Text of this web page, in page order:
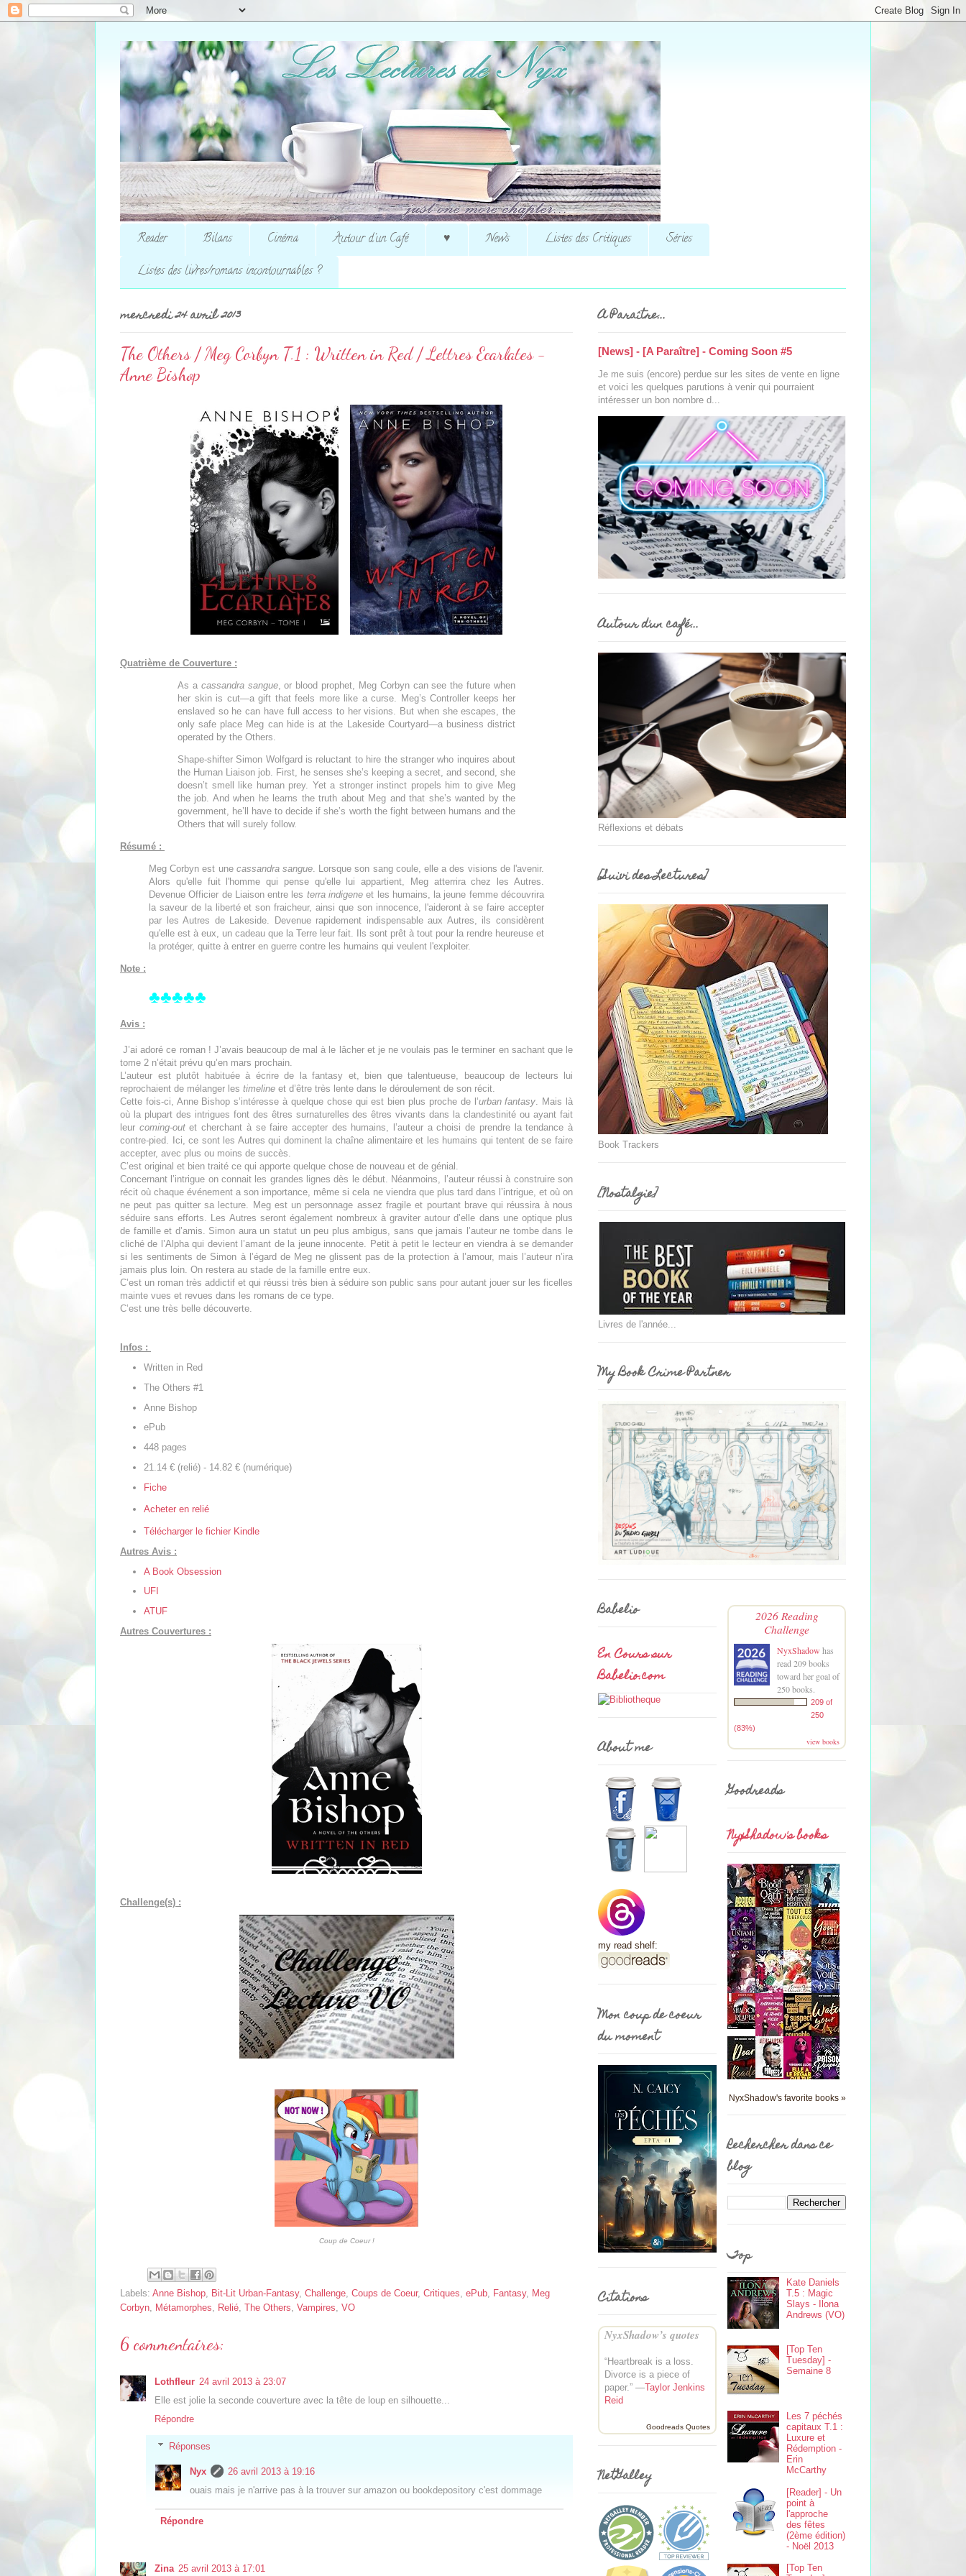
Reader Bilans Cinéma Autour d'un Café ♥ News Listes des Critiques
Séries
Listes des livres/romans incontournables ?
mercredi 24 avril 2013
The Others / Meg Corbyn T.1 : Written in Red / Lettres Ecarlates -
Anne Bishop
Quatrième de Couverture :
As a cassandra sangue, or blood prophet, Meg Corbyn can see the future when
her skin is cut—a gift that feels more like a curse. Meg’s Controller keeps her
enslaved so he can have full access to her visions. But when she escapes, the
only safe place Meg can hide is at the Lakeside Courtyard—a business district
operated by the Others.
Shape-shifter Simon Wolfgard is reluctant to hire the stranger who inquires about
the Human Liaison job. First, he senses she’s keeping a secret, and second, she
doesn’t smell like human prey. Yet a stronger instinct propels him to give Meg
the job. And when he learns the truth about Meg and that she’s wanted by the
government, he’ll have to decide if she’s worth the fight between humans and the
Others that will surely follow.
Résumé :
Meg Corbyn est une cassandra sangue. Lorsque son sang coule, elle a des visions de l'avenir.
Alors qu'elle fuit l'homme qui pense qu'elle lui appartient, Meg atterrira chez les Autres.
Devenue Officier de Liaison entre les terra indigene et les humains, la jeune femme découvrira
la saveur de la liberté et son fraicheur, ainsi que son innocence, l'aideront à se faire accepter
par les Autres de Lakeside. Devenue rapidement indispensable aux Autres, ils considèrent
qu'elle est à eux, un cadeau que la Terre leur fait. Ils sont prêt à tout pour la rendre heureuse et
la protéger, quitte à entrer en guerre contre les humains qui veulent l'exploiter.
Note :
♣♣♣♣♣
Avis :
J’ai adoré ce roman ! J’avais beaucoup de mal à le lâcher et je ne voulais pas le terminer en sachant que le
tome 2 n’était prévu qu’en mars prochain.
L’auteur est plutôt habituée à écrire de la fantasy et, bien que talentueuse, beaucoup de lecteurs lui
reprochaient de mélanger les timeline et d’être très lente dans le déroulement de son récit.
Cette fois-ci, Anne Bishop s’intéresse à quelque chose qui est bien plus proche de l’urban fantasy. Mais là
où la plupart des intrigues font des êtres surnaturelles des êtres vivants dans la clandestinité ou ayant fait
leur coming-outet cherchant à se faire accepter des humains, l’auteur a choisi de prendre la tendance à
contre-pied. Ici, ce sont les Autres qui dominent la chaîne alimentaire et les humains qui tentent de se faire
accepter, avec plus ou moins de succès.
C’est original et bien traité ce qui apporte quelque chose de nouveau et de génial.
Concernant l’intrigue on connait les grandes lignes dès le début. Néanmoins, l’auteur réussi à construire son
récit où chaque événement a son importance, même si cela ne viendra que plus tard dans l’intrigue, et où on
ne peut pas quitter sa lecture. Meg est un personnage assez fragile et pourtant brave qui réussira à nous
séduire sans efforts. Les Autres seront également nombreux à graviter autour d’elle dans une optique plus
de famille et d’amis. Simon aura un statut un peu plus ambigus, sans que jamais l’auteur ne tombe dans le
cliché de l’Alpha qui devient l’amant de la jeune innocente. Petit à petit le lecteur en viendra à se demander
si les sentiments de Simon à l’égard de Meg ne glissent pas de la protection à l’amour, mais l’auteur n’ira
jamais plus loin. On restera au stade de la famille entre eux.
C’est un roman très addictif et qui réussi très bien à séduire son public sans pour autant jouer sur les ficelles
mainte vues et revues dans les romans de ce type.
C’est une très belle découverte.
Infos :
Written in Red
The Others #1
Anne Bishop
ePub
448 pages
21.14 € (relié) - 14.82 € (numérique)
Fiche
Acheter en relié
Télécharger le fichier Kindle
Autres Avis :
A Book Obsession
UFI
ATUF
Autres Couvertures :
Challenge(s) :
Coup de Coeur !
Labels: Anne Bishop Bit-Lit Urban-Fantasy, Challenge Coups de Coeur, Critiques ePub Fantasy, Meg
Corbyn
Métamorphes Relié The Others Vampires VO
6 commentaires:
Lothfleur 24 avril 2013 à 23:07
Elle est jolie la seconde couverture avec la tête de loup en silhouette...
Répondre
Réponses
Nyx
26 avril 2013 à 19:16
ouais mais je n'arrive pas à la trouver sur amazon ou bookdepository c'est dommage
Répondre
Zina 25 avril 2013 à 17:01
A Paraître...
[News] - [A Paraître] - Coming Soon #5
Je me suis (encore) perdue sur les sites de vente en ligne
et voici les quelques parutions à venir qui pourraient
intéresser un bon nombre d...
Autour d'un café...
Réflexions et débats
[Suivi des Lectures]
Book Trackers
[Nostalgie]
Livres de l'année...
My Book Crime Partner
Babelio
En Cours sur
Babelio.com
About me
my read shelf:
Mon coup de coeur
du moment
Citations
NyxShadow’s quotes
“Heartbreak is a loss.
Divorce is a piece of
paper.” —Taylor Jenkins
Reid
Goodreads Quotes
NetGalley
2026 Reading
Challenge
NyxShadow has
read 209 books
toward her goal of
250 books.
209 of
250
(83%)
view books
Goodreads
NyxShadow's books
NyxShadow's favorite books »
Rechercher dans ce
blog
Top
Kate Daniels
T.5 : Magic
Slays - Ilona
Andrews (VO)
[Top Ten
Tuesday] -
Semaine 8
Les 7 péchés
capitaux T.1 :
Luxure et
Rédemption -
Erin
McCarthy
[Reader] - Un
point à
l'approche
des fêtes
(2ème édition)
- Noël 2013
[Top Ten